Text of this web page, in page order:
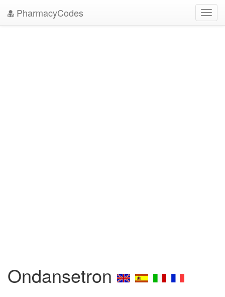
PharmacyCodes
Ondansetron